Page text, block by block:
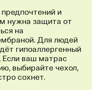
и
нужна защита от
на
Для людей
гипоаллергенный
Если ваш матрас
выбирайте чехол,
сохнет.